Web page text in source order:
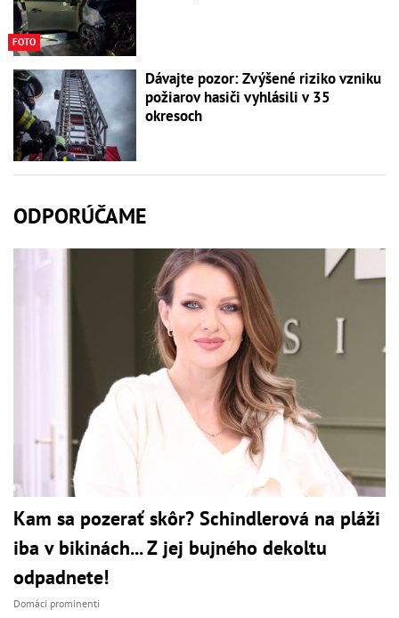
FOTO
Dávajte pozor: Zvýšené riziko vzniku
požiarov hasiči vyhlásili v 35
okresoch
ODPORÚČAME
Kam sa pozerať skôr? Schindlerová na pláži
iba v bikinách... Z jej bujného dekoltu
odpadnete!
Domáci prominenti